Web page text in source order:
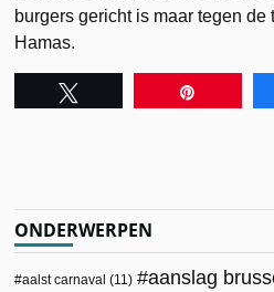
burgers gericht is maar tegen
Hamas.
ONDERWERPEN
aalst carnaval (11) aanslag